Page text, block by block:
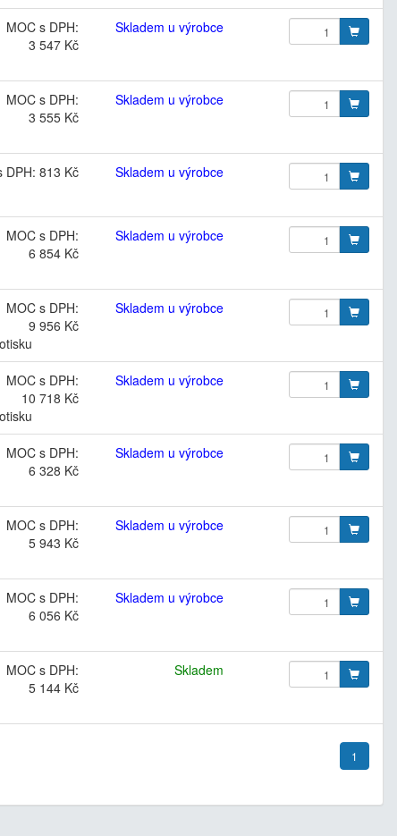
MOC s DPH:
3 547 Kč
Skladem u výrobce
MOC s DPH:
3 555 Kč
Skladem u výrobce
DPH: 813 Kč
Skladem u výrobce
MOC s DPH:
6 854 Kč
Skladem u výrobce
MOC s DPH:
9 956 Kč
Skladem u výrobce
MOC s DPH:
10 718 Kč
Skladem u výrobce
MOC s DPH:
6 328 Kč
Skladem u výrobce
MOC s DPH:
5 943 Kč
Skladem u výrobce
MOC s DPH:
6 056 Kč
Skladem u výrobce
MOC s DPH:
5 144 Kč
Skladem
1